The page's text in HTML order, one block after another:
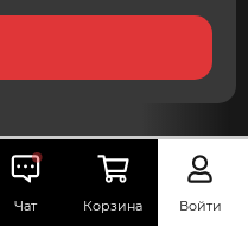
Чат Корзина Войти